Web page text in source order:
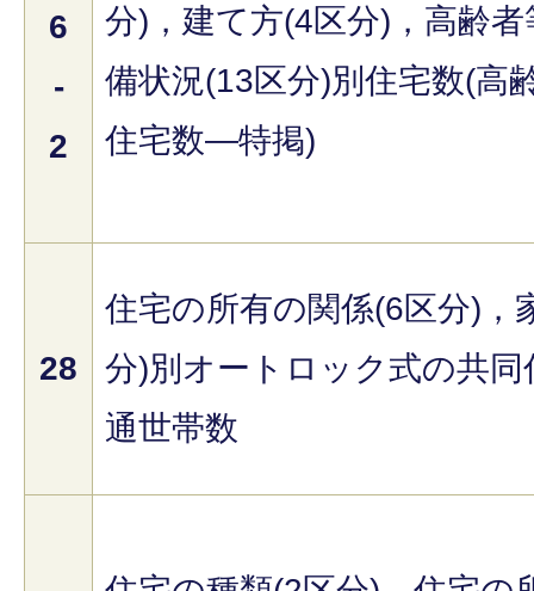
6
-
2
分)，建て方(4区分)，高齢
備状況(13区分)別住宅数(高
住宅数―特掲)
28
住宅の所有の関係(6区分)，
分)別オートロック式の共同
通世帯数